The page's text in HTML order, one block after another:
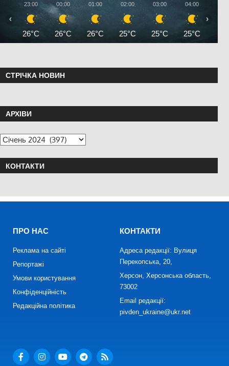
23:00
26°C
00:00
26°C
01:00
26°C
02:00
25°C
03:00
25°C
04:00
25°C
‹ ›
СТРІЧКА НОВИН
АРХІВИ
КОНТАКТИ
ПРО НАС
Реклама на сайті
Репортажі
Умови користування
Конфіденційність
Редакційна політика
КОНТАКТИ
Адреса редакції: Вулиця
Перекопська, 20,
Херсон, Херсонська область,
73002
Email редакції:
pivden_ukraine@ukr.net